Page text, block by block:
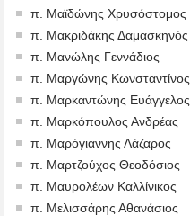
π. Μαϊδώνης Χρυσόστομος
π. Μακριδάκης Δαμασκηνός
π. Μανώλης Γεννάδιος
π. Μαργώνης Κωνσταντίνος
π. Μαρκαντώνης Ευάγγελος
π. Μαρκόπουλος Ανδρέας
π. Μαρόγιαννης Λάζαρος
π. Μαρτζούχος Θεοδόσιος
π. Μαυρολέων Καλλίνικος
π. Μελισσάρης Αθανάσιος